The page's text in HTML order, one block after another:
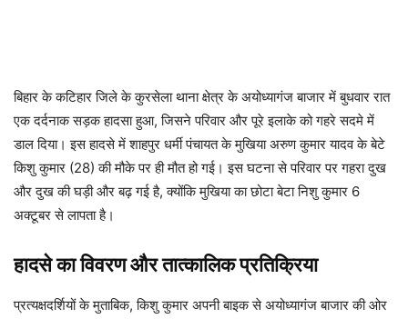
बिहार के कटिहार जिले के कुरसेला थाना क्षेत्र के अयोध्यागंज बाजार में बुधवार रात
एक दर्दनाक सड़क हादसा हुआ, जिसने परिवार और पूरे इलाके को गहरे सदमे में
डाल दिया। इस हादसे में शाहपुर धर्मी पंचायत के मुखिया अरुण कुमार यादव के बेटे
किशु कुमार (28) की मौके पर ही मौत हो गई। इस घटना से परिवार पर गहरा दुख
और दुख की घड़ी और बढ़ गई है, क्योंकि मुखिया का छोटा बेटा निशु कुमार 6
अक्टूबर से लापता है।
हादसे का विवरण और तात्कालिक प्रतिक्रिया
प्रत्यक्षदर्शियों के मुताबिक, किशु कुमार अपनी बाइक से अयोध्यागंज बाजार की ओर